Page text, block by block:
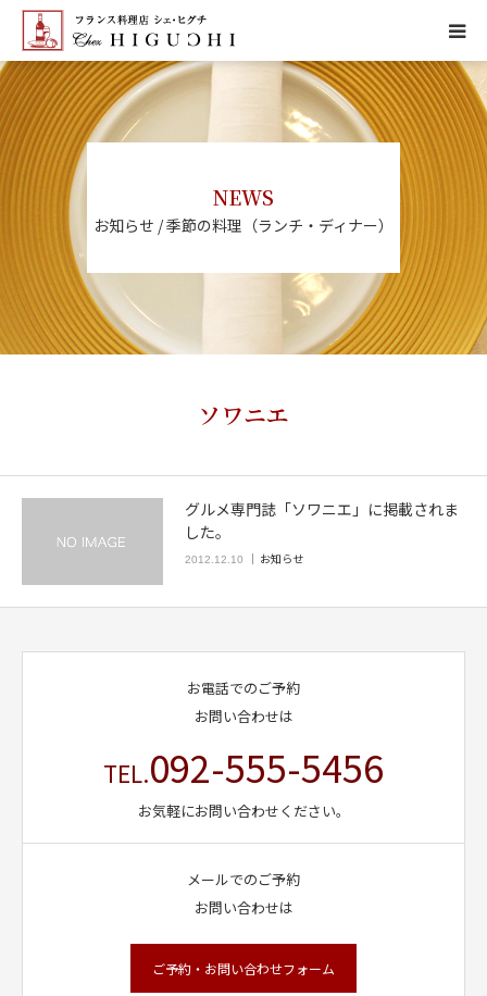
NEWS
お知らせ / 季節の料理（ランチ・ディナー）
ソワニエ
グルメ専門誌「ソワニエ」に掲載されま
した。
2012.12.10 お知らせ
お電話でのご予約
お問い合わせは
TEL.092-555-5456
お気軽にお問い合わせください。
メールでのご予約
お問い合わせは
ご予約・お問い合わせフォーム
HOME
CONCEPT
MENU
ACCESS
NEWS